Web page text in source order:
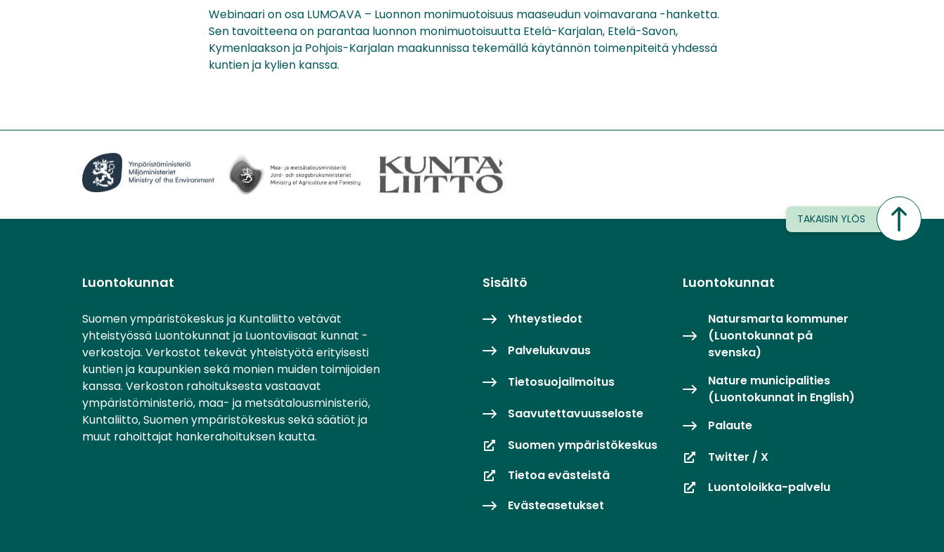
Webinaari on osa LUMOAVA – Luonnon monimuotoisuus maaseudun voimavarana -hanketta.
Sen tavoitteena on parantaa luonnon monimuotoisuutta Etelä-Karjalan, Etelä-Savon,
Kymenlaakson ja Pohjois-Karjalan maakunnissa tekemällä käytännön toimenpiteitä yhdessä
kuntien ja kylien kanssa.
TAKAISIN YLÖS
Luontokunnat
Suomen ympäristökeskus ja Kuntaliitto vetävät
yhteistyössä Luontokunnat ja Luontoviisaat kunnat -
verkostoja. Verkostot tekevät yhteistyötä erityisesti
kuntien ja kaupunkien sekä monien muiden toimijoiden
kanssa. Verkoston rahoituksesta vastaavat
ympäristöministeriö, maa- ja metsätalousministeriö,
Kuntaliitto, Suomen ympäristökeskus sekä säätiöt ja
muut rahoittajat hankerahoituksen kautta.
Sisältö
Yhteystiedot
Palvelukuvaus
Tietosuojailmoitus
Saavutettavuusseloste
Suomen ympäristökeskus
Tietoa evästeistä
Evästeasetukset
Luontokunnat
Natursmarta kommuner
(Luontokunnat på
svenska)
Nature municipalities
(Luontokunnat in English)
Palaute
Twitter / X
Luontoloikka-palvelu